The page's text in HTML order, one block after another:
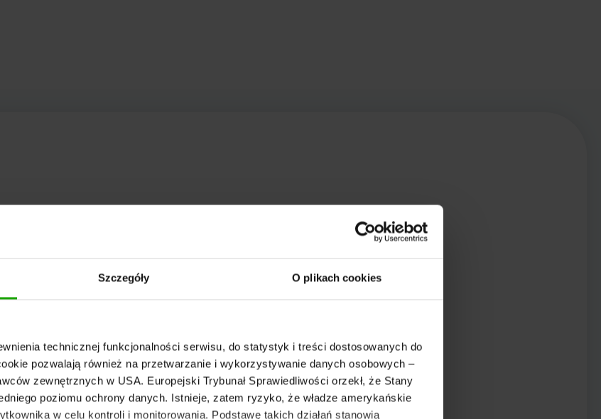
Szczegóły O plikach cookies
technicznej funkcjonalności serwisu, do statystyk i treści dostosowanych do
pozwalają również na przetwarzanie i wykorzystywanie danych osobowych –
zewnętrznych w USA. Europejski Trybunał Sprawiedliwości orzekł, że Stany
poziomu ochrony danych. Istnieje, zatem ryzyko, że władze amerykańskie
w celu kontroli i monitorowania. Podstawę takich działań stanowią